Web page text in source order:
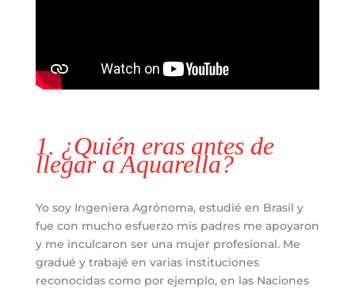
1. ¿Quién eras antes de
llegar a Aquarella?
Yo soy Ingeniera Agrónoma, estudié en Brasil y
fue con mucho esfuerzo mis padres me apoyaron
y me inculcaron ser una mujer profesional. Me
gradué y trabajé en varias instituciones
reconocidas como por ejemplo, en las Naciones